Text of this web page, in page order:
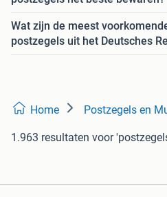
Wat zijn de meest
postzegels uit het Deutsches
Home Postzegels en
1.963 resultaten voor